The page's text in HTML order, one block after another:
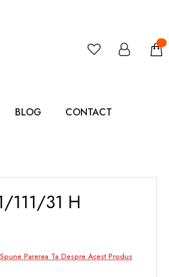
BLOG CONTACT
111/31 H
Spune Parerea Ta Despre Acest Produs